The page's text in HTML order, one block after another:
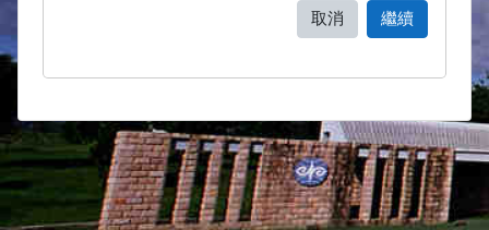
取消 繼續
區塊
補充內容區塊